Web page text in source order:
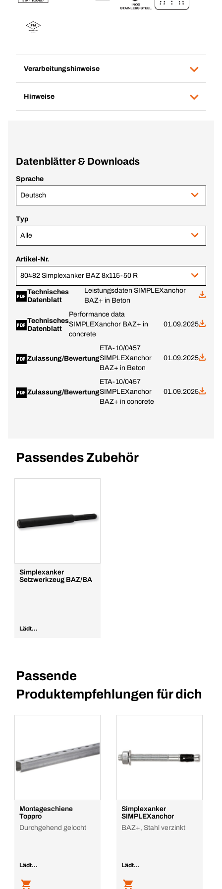
Verarbeitungshinweise
Hinweise
Datenblätter & Downloads
Sprache
Deutsch
Typ
Alle
Artikel-Nr.
80482 Simplexanker BAZ 8x115-50 R
Technisches
Datenblatt
Leistungsdaten SIMPLEXanchor
BAZ+ in Beton
Technisches
Datenblatt
Performance data
SIMPLEXanchor BAZ+ in
concrete
01.09.2025
Zulassung/Bewertung
ETA-10/0457
SIMPLEXanchor
BAZ+ in Beton
01.09.2025
Zulassung/Bewertung
ETA-10/0457
SIMPLEXanchor
BAZ+ in concrete
01.09.2025
Passendes Zubehör
Simplexanker
Setzwerkzeug BAZ/BA
Lädt...
Passende
Produktempfehlungen für dich
Montageschiene
Toppro
Durchgehend gelocht
Lädt...
Simplexanker
SIMPLEXanchor
BAZ+, Stahl verzinkt
Lädt...